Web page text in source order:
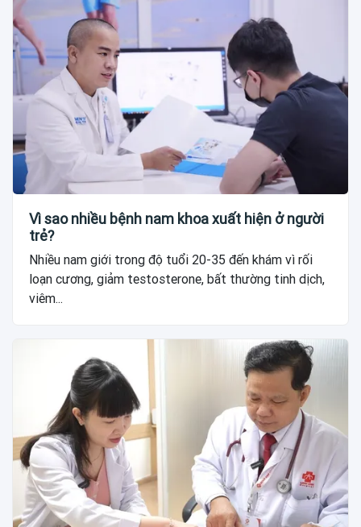
Vì sao nhiều bệnh nam khoa xuất hiện ở người
trẻ?
Nhiều nam giới trong độ tuổi 20-35 đến khám vì rối
loạn cương, giảm testosterone, bất thường tinh dịch,
viêm...